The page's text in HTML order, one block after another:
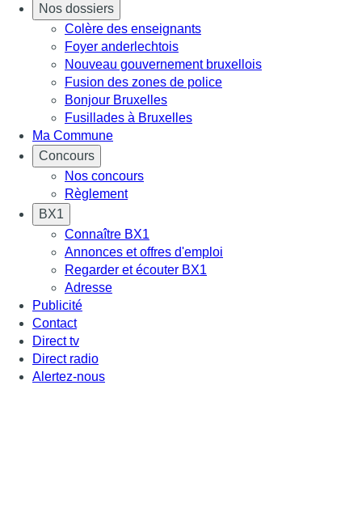
Nos dossiers
Colère des enseignants
Foyer anderlechtois
Nouveau gouvernement bruxellois
Fusion des zones de police
Bonjour Bruxelles
Fusillades à Bruxelles
Ma Commune
Concours
Nos concours
Règlement
BX1
Connaître BX1
Annonces et offres d'emploi
Regarder et écouter BX1
Adresse
Publicité
Contact
Direct tv
Direct radio
Alertez-nous